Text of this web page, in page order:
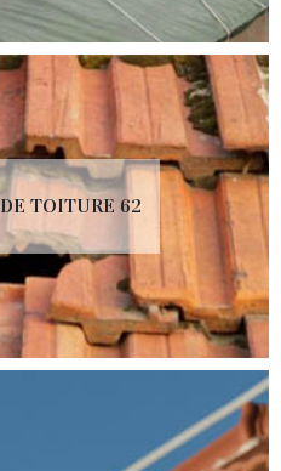
TOITURE 62